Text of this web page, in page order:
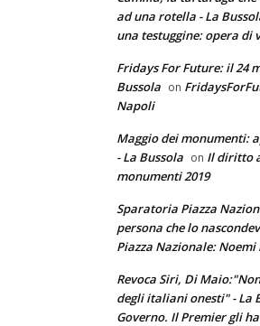
ad una rotella - La
una testuggine: opera di
Fridays For Future: il 24
Bussola on
Napoli
Maggio dei monumenti:
- La Bussola on Il diritto
monumenti 2019
Sparatoria Piazza
persona che lo
Piazza Nazionale:
Revoca Siri, Di
degli italiani onesti" - La
Governo. Il Premier gli